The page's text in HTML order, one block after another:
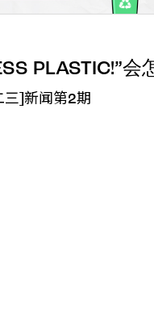
PLASTIC!”会
三]新闻第2期